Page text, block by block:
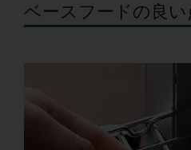
ベースフードの良